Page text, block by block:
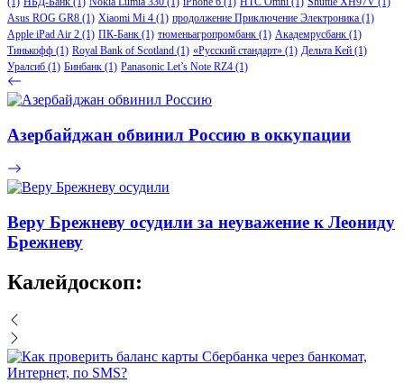
Asus ROG GR8 (1) Xiaomi Mi 4 (1) продолжение Приключение Электроника (1)
Apple iPad Air 2 (1) ПК-Банк (1) тюменьагропромбанк (1) Академрусбанк (1)
Тинькофф (1) Royal Bank of Scotland (1) «Русский стандарт» (1) Дельта Кей (1)
Уралсиб (1) Бинбанк (1) Panasonic Let’s Note RZ4 (1)
Азербайджан обвинил Россию в оккупации
Веру Брежневу осудили за неуважение к Леониду
Брежневу
Калейдоскоп: